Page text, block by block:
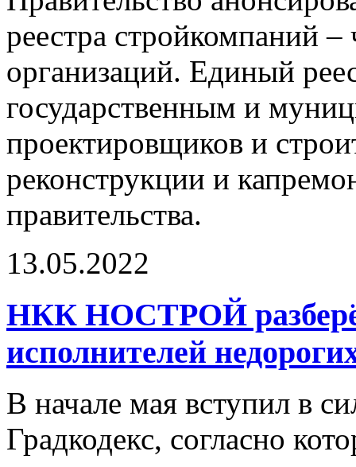
реестра стройкомпаний
организаций. Единый
государственным и
проектировщиков и
реконструкции и
правительства.
13.05.2022
НКК НОСТРОЙ
исполнителей
В начале мая вступил в
Градкодекс, согласно